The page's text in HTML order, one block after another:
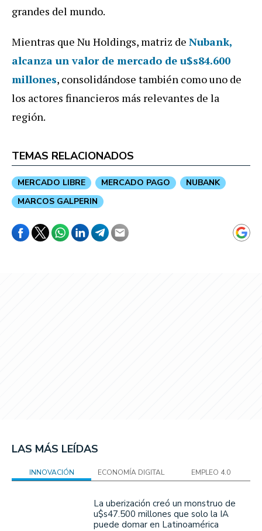
grandes del mundo.
Mientras que Nu Holdings, matriz de Nubank,
alcanza un valor de mercado de u$s84.600
millones, consolidándose también como uno de
los actores financieros más relevantes de la
región.
TEMAS RELACIONADOS
MERCADO LIBRE MERCADO PAGO
NUBANK
MARCOS GALPERIN
LAS MÁS LEÍDAS
INNOVACIÓN ECONOMÍA DIGITAL EMPLEO 4.0
La uberización creó un monstruo de
u$s47.500 millones que solo la IA
puede domar en Latinoamérica